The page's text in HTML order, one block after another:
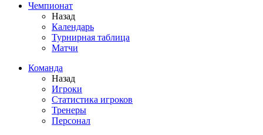
Чемпионат
Назад
Календарь
Турнирная таблица
Матчи
Команда
Назад
Игроки
Статистика игроков
Тренеры
Персонал